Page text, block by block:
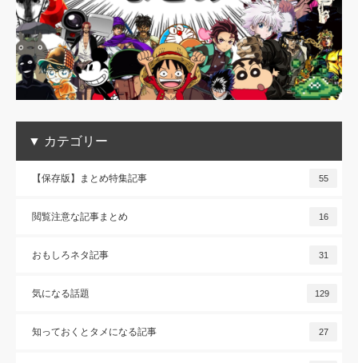
▼ カテゴリー
【保存版】まとめ特集記事 55
閲覧注意な記事まとめ 16
おもしろネタ記事 31
気になる話題 129
知っておくとタメになる記事 27